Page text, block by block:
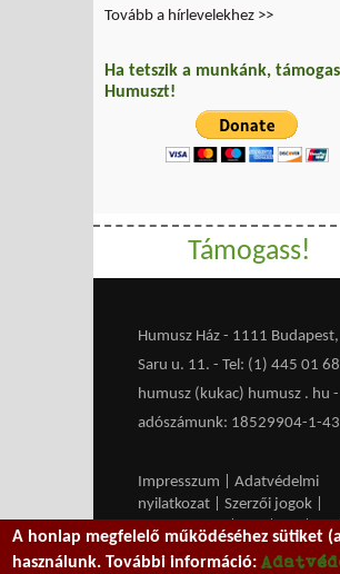
Tovább a hírlevelekhez >>
Ha tetszik a munkánk,
Humuszt!
Támogass!
Humusz Ház - 1111 Budapest,
Saru u. 11. - Tel: (1) 445 01
humusz (kukac) humusz . hu -
adószámunk: 18529904-1-43
Impresszum
Adatvédelmi
nyilatkozat
Szerzői jogok
Médiaajánlat
RSS HU| EN
A honlap megfelelő működéséhez sütiket
használunk. További információ: